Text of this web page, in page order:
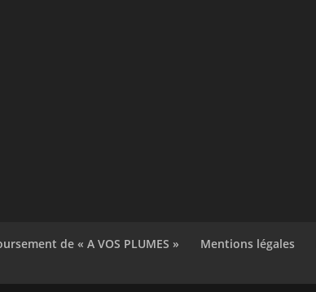
de « A VOS PLUMES » Mentions légales